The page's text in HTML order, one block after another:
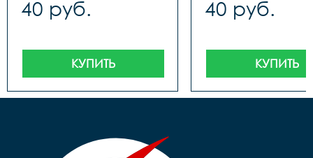
40 руб.
КУПИТЬ
40 руб.
КУПИТЬ